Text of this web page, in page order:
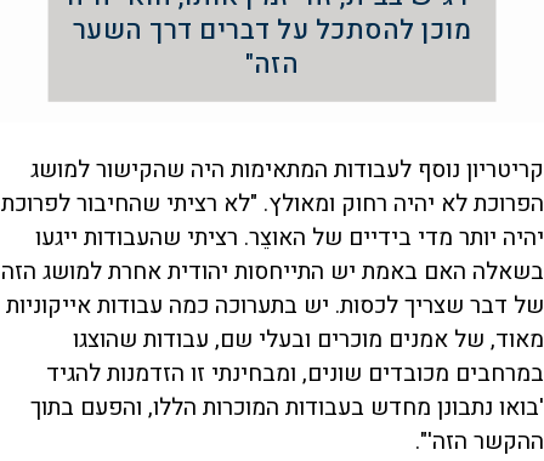
מוכן להסתכל על דברים דרך השער
הזה"
קריטריון נוסף לעבודות המתאימות היה שהקישור למושג
הפרוכת לא יהיה רחוק ומאולץ. "לא רציתי שהחיבור לפרוכת
יהיה יותר מדי בידיים של האוצֵר. רציתי שהעבודות ייגעו
בשאלה האם באמת יש התייחסות יהודית אחרת למושג הזה
של דבר שצריך לכסות. יש בתערוכה כמה עבודות אייקוניות
מאוד, של אמנים מוכרים ובעלי שם, עבודות שהוצגו
במרחבים מכובדים שונים, ומבחינתי זו הזדמנות להגיד
'בואו נתבונן מחדש בעבודות המוכרות הללו, והפעם בתוך
ההקשר הזה'".